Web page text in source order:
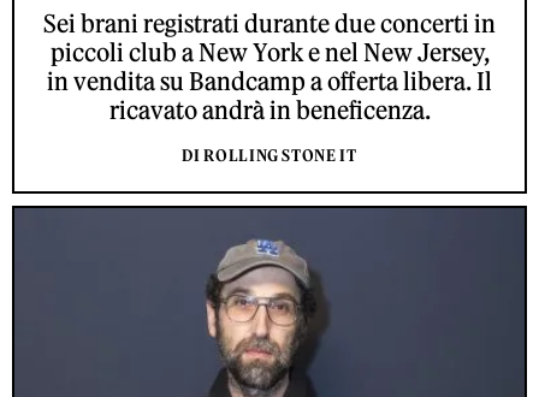
Sei brani registrati durante due concerti in
piccoli club a New York e nel New Jersey,
in vendita su Bandcamp a offerta libera. Il
ricavato andrà in beneficenza.
DI ROLLING STONE IT